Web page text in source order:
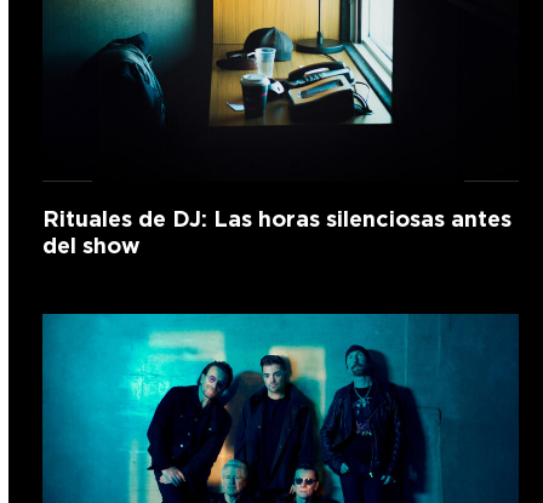
Rituales de DJ: Las horas silenciosas antes
del show